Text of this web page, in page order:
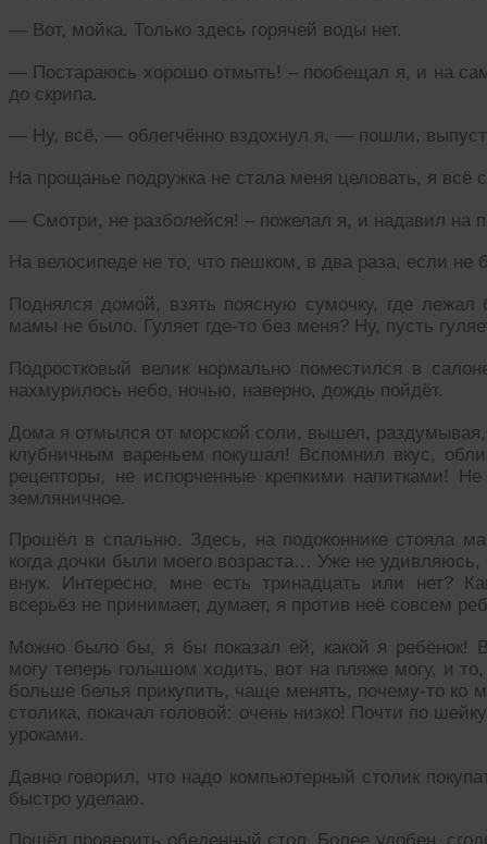
— Вот, мойка. Только здесь горячей воды нет.
— Постараюсь хорошо отмыть! – пообещал я, и на
до скрипа.
— Ну, всё, — облегчённо вздохнул я, — пошли,
На прощанье подружка не стала меня целовать, я
— Смотри, не разболейся! – пожелал я, и надавил на
На велосипеде не то, что пешком, в два раза, если
Поднялся домой, взять поясную сумочку, где
мамы не было. Гуляет где-то без меня? Ну, пусть
Подростковый велик нормально поместился в
нахмурилось небо, ночью, наверно, дождь пойдёт.
Дома я отмылся от морской соли, вышел,
клубничным вареньем покушал! Вспомнил вкус,
рецепторы, не испорченные крепкими напитками!
земляничное.
Прошёл в спальню. Здесь, на подоконнике стояла
когда дочки были моего возраста… Уже не
внук. Интересно, мне есть тринадцать или нет?
всерьёз не принимает, думает, я против неё совсем
Можно было бы, я бы показал ей, какой я ребёнок!
могу теперь голышом ходить, вот на пляже могу, и
больше белья прикупить, чаще менять, почему-то ко
столика, покачал головой: очень низко! Почти по
уроками.
Давно говорил, что надо компьютерный столик
быстро уделаю.